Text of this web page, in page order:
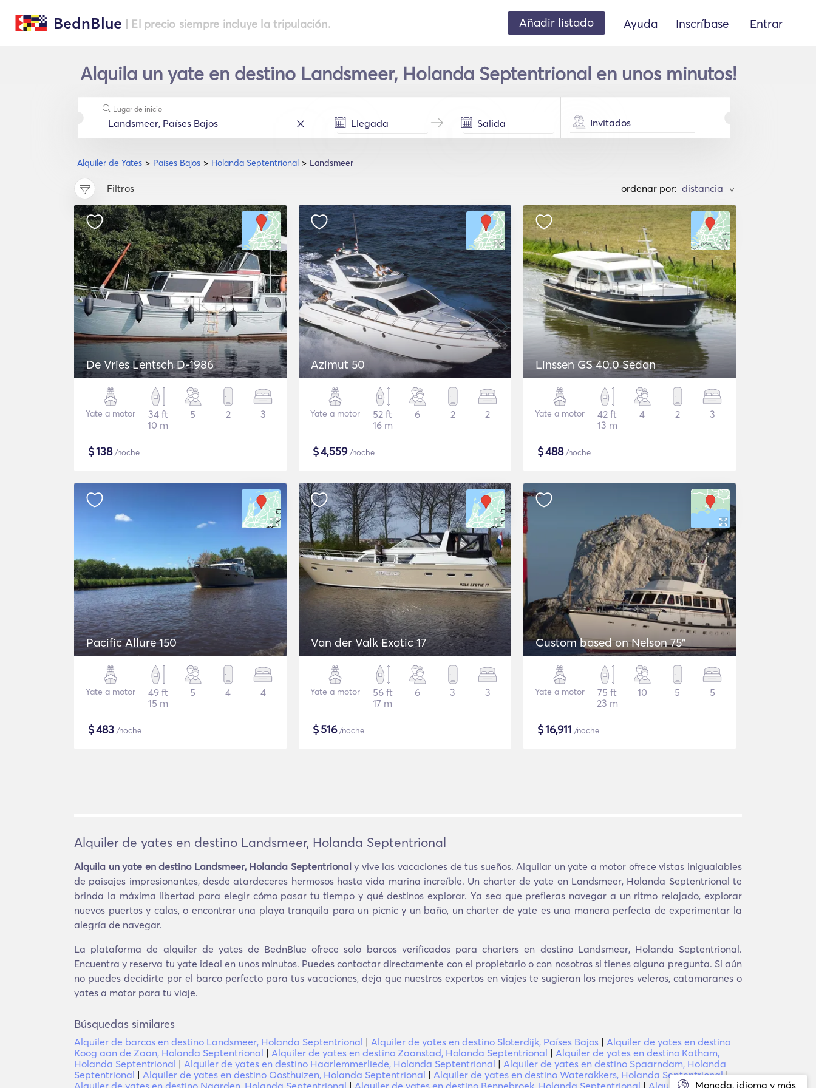
BednBlue | El precio siempre incluye la tripulación. Añadir listado Ayuda Inscríbase Entrar
Alquila un yate en destino Landsmeer, Holanda Septentrional en unos minutos!
Alquiler de Yates Países Bajos Holanda Septentrional Landsmeer
Lugar de inicio
Invitados
Filtros ordenar por: >
De Vries Lentsch D-1986
Yate a motor
34 ft
10 m
5 2 3
$138/noche
Azimut 50
Yate a motor
52 ft
16 m
6 2 2
$4,559/noche
Linssen GS 40.0 Sedan
Yate a motor
42 ft
13 m
4 2 3
$488/noche
Pacific Allure 150
Yate a motor
49 ft
15 m
5 4 4
$483 /noche
Van der Valk Exotic 17
Yate a motor
56 ft
17 m
6 3 3
$516/noche
Custom based on Nelson 75"
Yate a motor
75 ft
23 m
10 5 5
$16,911 /noche
Moneda, idioma y más
Alquiler de yates en destino Landsmeer, Holanda Septentrional
Alquila un yate en destino Landsmeer, Holanda Septentrional y vive las vacaciones de tus sueños. Alquilar un yate a motor ofrece vistas inigualables
de paisajes impresionantes, desde atardeceres hermosos hasta vida marina increíble. Un charter de yate en Landsmeer, Holanda Septentrional te
brinda la máxima libertad para elegir cómo pasar tu tiempo y qué destinos explorar. Ya sea que prefieras navegar a un ritmo relajado, explorar
nuevos puertos y calas, o encontrar una playa tranquila para un picnic y un baño, un charter de yate es una manera perfecta de experimentar la
alegría de navegar.
La plataforma de alquiler de yates de BednBlue ofrece solo barcos verificados para charters en destino Landsmeer, Holanda Septentrional.
Encuentra y reserva tu yate ideal en unos minutos. Puedes contactar directamente con el propietario o con nosotros si tienes alguna pregunta. Si aún
no puedes decidirte por el barco perfecto para tus vacaciones, deja que nuestros expertos en viajes te sugieran los mejores veleros, catamaranes o
yates a motor para tu viaje.
Búsquedas similares
Alquiler de barcos en destino Landsmeer, Holanda Septentrional | Alquiler de yates en destino Sloterdijk, Países Bajos | Alquiler de yates en destino
Koog aan de Zaan, Holanda Septentrional | Alquiler de yates en destino Zaanstad, Holanda Septentrional | Alquiler de yates en destino Katham,
Holanda Septentrional | Alquiler de yates en destino Haarlemmerliede, Holanda Septentrional | Alquiler de yates en destino Spaarndam, Holanda
Septentrional | Alquiler de yates en destino Oosthuizen, Holanda Septentrional | Alquiler de yates en destino Waterakkers, Holanda Septentrional|
Alquiler de yates en destino Naarden, Holanda Septentrional | Alquiler de yates en destino Bennebroek, Holanda Septentrional | Alquiler de yates en